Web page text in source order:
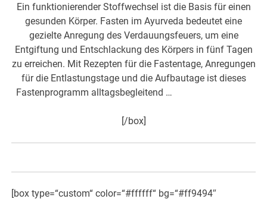
Ein funktionierender Stoffwechsel ist die Basis für einen
gesunden Körper. Fasten im Ayurveda bedeutet eine
gezielte Anregung des Verdauungsfeuers, um eine
Entgiftung und Entschlackung des Körpers in fünf Tagen
zu erreichen. Mit Rezepten für die Fastentage, Anregungen
für die Entlastungstage und die Aufbautage ist dieses
Fastenprogramm alltagsbegleitend …
[/box]
[box type=“custom“ color=“#ffffff“ bg=“#ff9494″